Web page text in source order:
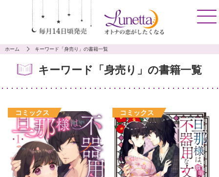
ホーム キーワード「身売り」の書籍一覧
キーワード「身売り」の書籍一覧